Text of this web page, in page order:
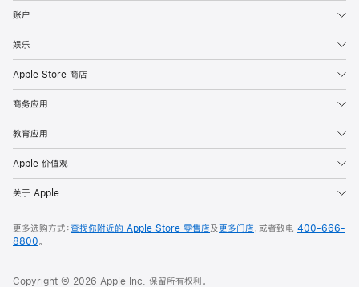
账户
娱乐
Apple Store 商店
商务应用
教育应用
Apple 价值观
关于 Apple
更多选购方式：查找你附近的 Apple Store 零售店及更多门店，或者致电 400-666-
8800。
Copyright © 2026 Apple Inc. 保留所有权利。